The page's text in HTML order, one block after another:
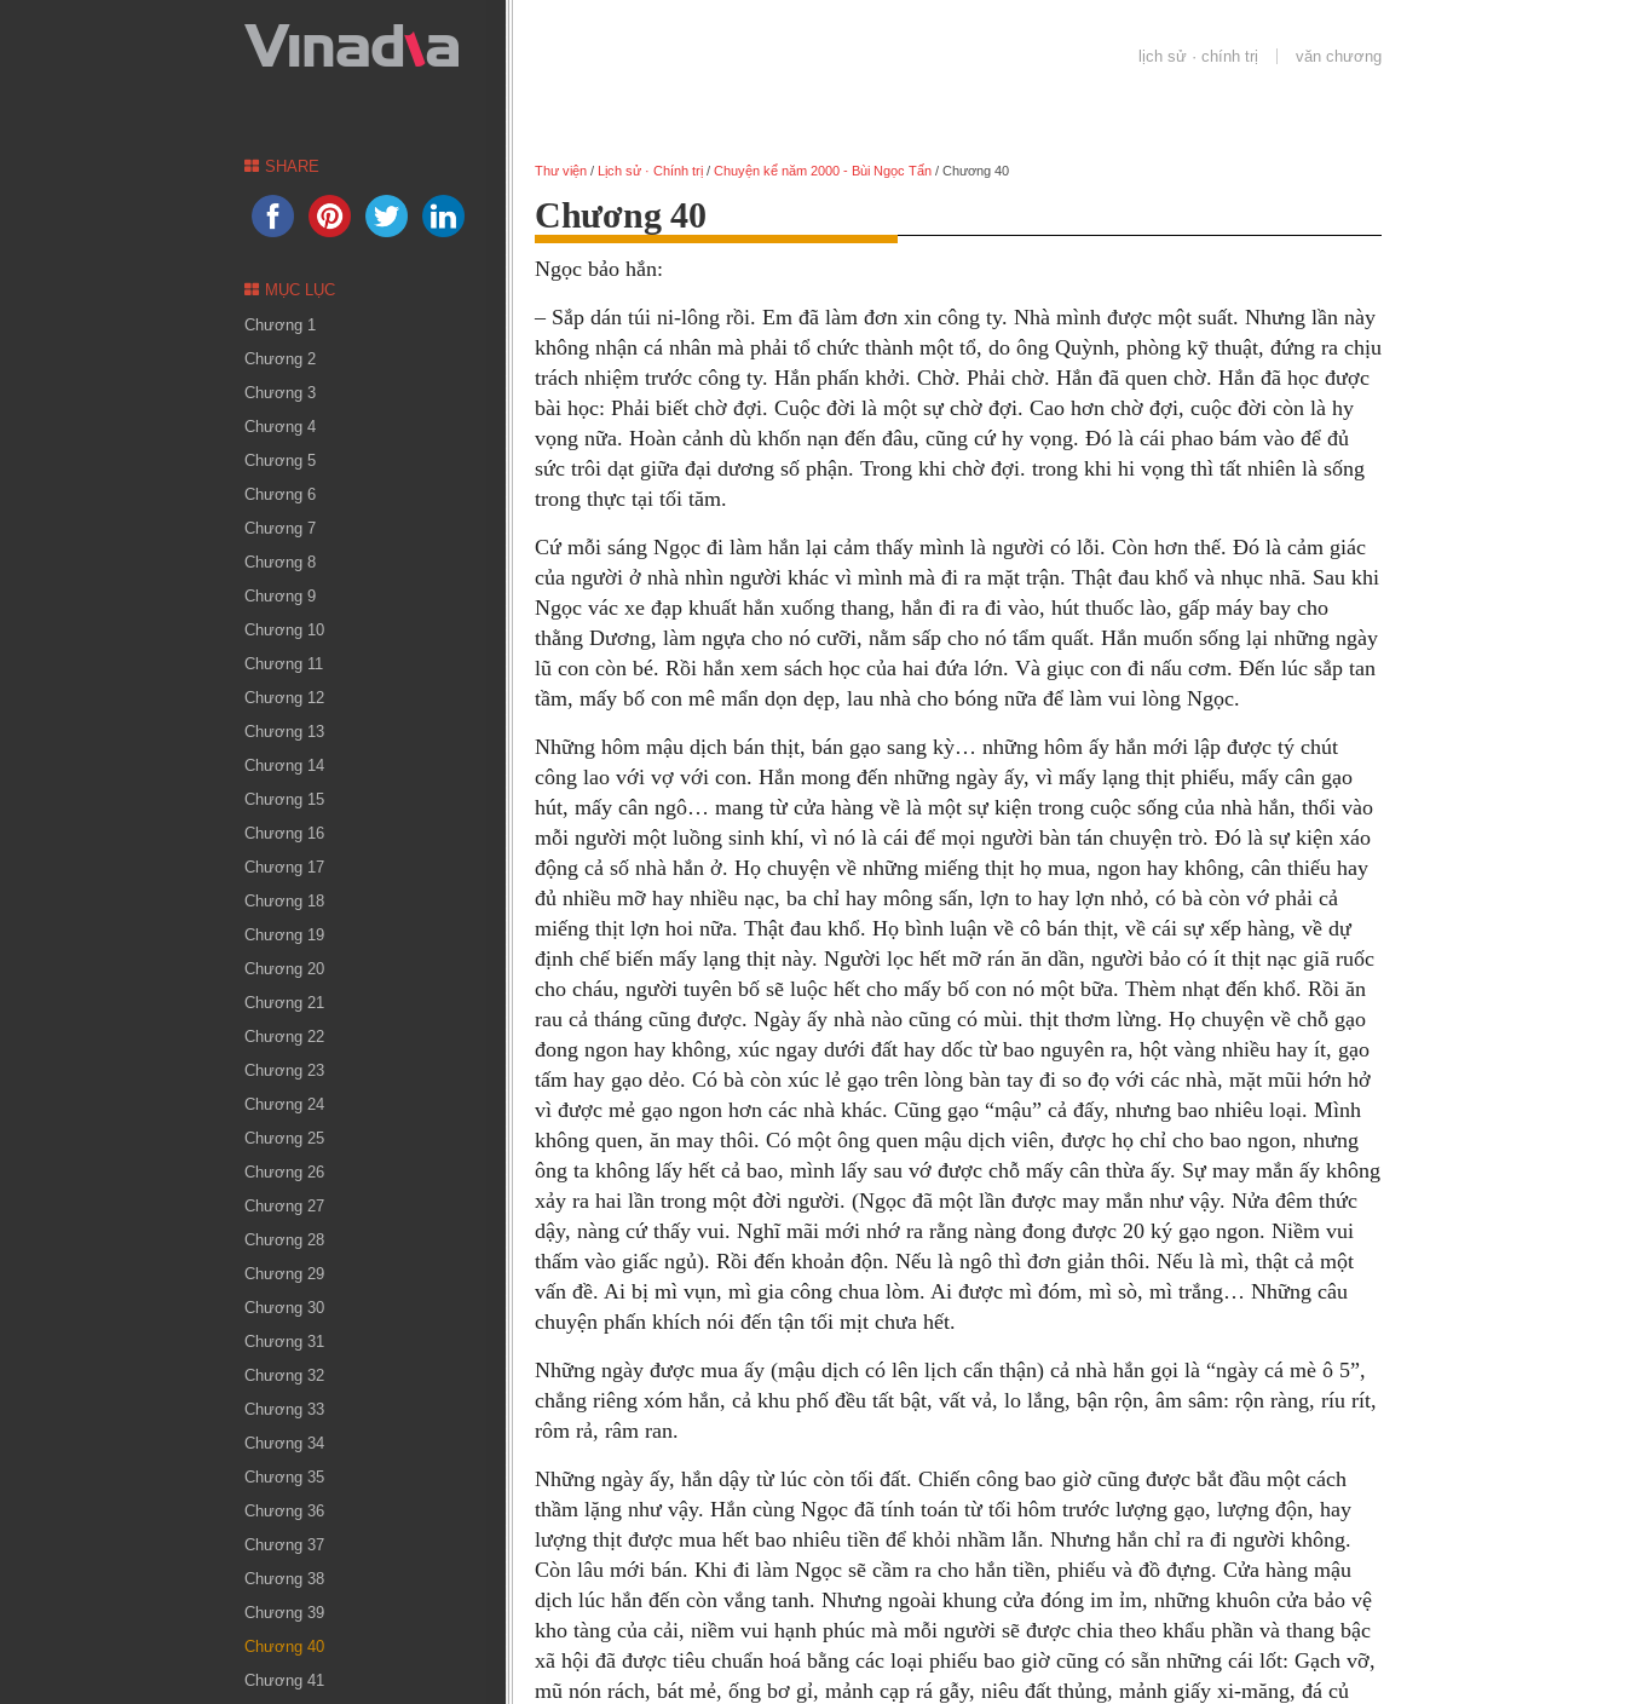
lịch sử · chính trị văn chương
Thư viện / Lịch sử · Chính trị / Chuyện kể năm 2000 - Bùi Ngọc Tấn / Chương 40
Chương 40
Ngọc bảo hắn:
– Sắp dán túi ni-lông rồi. Em đã làm đơn xin công ty. Nhà mình được một suất. Nhưng lần này
không nhận cá nhân mà phải tổ chức thành một tổ, do ông Quỳnh, phòng kỹ thuật, đứng ra chịu
trách nhiệm trước công ty. Hắn phấn khởi. Chờ. Phải chờ. Hắn đã quen chờ. Hắn đã học được
bài học: Phải biết chờ đợi. Cuộc đời là một sự chờ đợi. Cao hơn chờ đợi, cuộc đời còn là hy
vọng nữa. Hoàn cảnh dù khốn nạn đến đâu, cũng cứ hy vọng. Đó là cái phao bám vào để đủ
sức trôi dạt giữa đại dương số phận. Trong khi chờ đợi. trong khi hi vọng thì tất nhiên là sống
trong thực tại tối tăm.
Cứ mỗi sáng Ngọc đi làm hắn lại cảm thấy mình là người có lỗi. Còn hơn thế. Đó là cảm giác
của người ở nhà nhìn người khác vì mình mà đi ra mặt trận. Thật đau khổ và nhục nhã. Sau khi
Ngọc vác xe đạp khuất hẳn xuống thang, hắn đi ra đi vào, hút thuốc lào, gấp máy bay cho
thằng Dương, làm ngựa cho nó cưỡi, nằm sấp cho nó tẩm quất. Hắn muốn sống lại những ngày
lũ con còn bé. Rồi hắn xem sách học của hai đứa lớn. Và giục con đi nấu cơm. Đến lúc sắp tan
tầm, mấy bố con mê mẩn dọn dẹp, lau nhà cho bóng nữa để làm vui lòng Ngọc.
Những hôm mậu dịch bán thịt, bán gạo sang kỳ… những hôm ấy hắn mới lập được tý chút
công lao với vợ với con. Hắn mong đến những ngày ấy, vì mấy lạng thịt phiếu, mấy cân gạo
hút, mấy cân ngô… mang từ cửa hàng về là một sự kiện trong cuộc sống của nhà hắn, thổi vào
mỗi người một luồng sinh khí, vì nó là cái để mọi người bàn tán chuyện trò. Đó là sự kiện xáo
động cả số nhà hắn ở. Họ chuyện về những miếng thịt họ mua, ngon hay không, cân thiếu hay
đủ nhiều mỡ hay nhiều nạc, ba chỉ hay mông sấn, lợn to hay lợn nhỏ, có bà còn vớ phải cả
miếng thịt lợn hoi nữa. Thật đau khổ. Họ bình luận về cô bán thịt, về cái sự xếp hàng, về dự
định chế biến mấy lạng thịt này. Người lọc hết mỡ rán ăn dần, người bảo có ít thịt nạc giã ruốc
cho cháu, người tuyên bố sẽ luộc hết cho mấy bố con nó một bữa. Thèm nhạt đến khổ. Rồi ăn
rau cả tháng cũng được. Ngày ấy nhà nào cũng có mùi. thịt thơm lừng. Họ chuyện về chỗ gạo
đong ngon hay không, xúc ngay dưới đất hay dốc từ bao nguyên ra, hột vàng nhiều hay ít, gạo
tấm hay gạo dẻo. Có bà còn xúc lẻ gạo trên lòng bàn tay đi so đọ với các nhà, mặt mũi hớn hở
vì được mẻ gạo ngon hơn các nhà khác. Cũng gạo “mậu” cả đấy, nhưng bao nhiêu loại. Mình
không quen, ăn may thôi. Có một ông quen mậu dịch viên, được họ chỉ cho bao ngon, nhưng
ông ta không lấy hết cả bao, mình lấy sau vớ được chỗ mấy cân thừa ấy. Sự may mắn ấy không
xảy ra hai lần trong một đời người. (Ngọc đã một lần được may mắn như vậy. Nửa đêm thức
dậy, nàng cứ thấy vui. Nghĩ mãi mới nhớ ra rằng nàng đong được 20 ký gạo ngon. Niềm vui
thấm vào giấc ngủ). Rồi đến khoản độn. Nếu là ngô thì đơn giản thôi. Nếu là mì, thật cả một
vấn đề. Ai bị mì vụn, mì gia công chua lòm. Ai được mì đóm, mì sò, mì trắng… Những câu
chuyện phấn khích nói đến tận tối mịt chưa hết.
Những ngày được mua ấy (mậu dịch có lên lịch cẩn thận) cả nhà hắn gọi là “ngày cá mè ô 5”,
chẳng riêng xóm hắn, cả khu phố đều tất bật, vất vả, lo lắng, bận rộn, âm sâm: rộn ràng, ríu rít,
rôm rả, râm ran.
Những ngày ấy, hắn dậy từ lúc còn tối đất. Chiến công bao giờ cũng được bắt đầu một cách
thầm lặng như vậy. Hắn cùng Ngọc đã tính toán từ tối hôm trước lượng gạo, lượng độn, hay
lượng thịt được mua hết bao nhiêu tiền để khỏi nhầm lẫn. Nhưng hắn chỉ ra đi người không.
Còn lâu mới bán. Khi đi làm Ngọc sẽ cầm ra cho hắn tiền, phiếu và đồ đựng. Cửa hàng mậu
dịch lúc hắn đến còn vắng tanh. Nhưng ngoài khung cửa đóng im ỉm, những khuôn cửa bảo vệ
kho tàng của cải, niềm vui hạnh phúc mà mỗi người sẽ được chia theo khẩu phần và thang bậc
xã hội đã được tiêu chuẩn hoá bằng các loại phiếu bao giờ cũng có sẵn những cái lốt: Gạch vỡ,
mũ nón rách, bát mẻ, ống bơ gỉ, mảnh cạp rá gẫy, niêu đất thủng, mảnh giấy xi-măng, đá củ
SHARE
MỤC LỤC
Chương 1
Chương 2
Chương 3
Chương 4
Chương 5
Chương 6
Chương 7
Chương 8
Chương 9
Chương 10
Chương 11
Chương 12
Chương 13
Chương 14
Chương 15
Chương 16
Chương 17
Chương 18
Chương 19
Chương 20
Chương 21
Chương 22
Chương 23
Chương 24
Chương 25
Chương 26
Chương 27
Chương 28
Chương 29
Chương 30
Chương 31
Chương 32
Chương 33
Chương 34
Chương 35
Chương 36
Chương 37
Chương 38
Chương 39
Chương 40
Chương 41